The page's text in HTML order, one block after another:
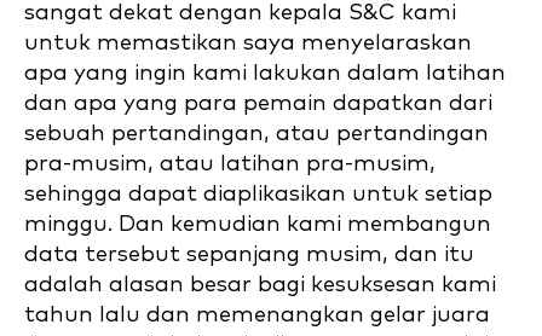
sangat dekat dengan kepala S&C kami
untuk memastikan saya menyelaraskan
apa yang ingin kami lakukan dalam latihan
dan apa yang para pemain dapatkan dari
sebuah pertandingan, atau pertandingan
pra-musim, atau latihan pra-musim,
sehingga dapat diaplikasikan untuk setiap
minggu. Dan kemudian kami membangun
data tersebut sepanjang musim, dan itu
adalah alasan besar bagi kesuksesan kami
tahun lalu dan memenangkan gelar juara